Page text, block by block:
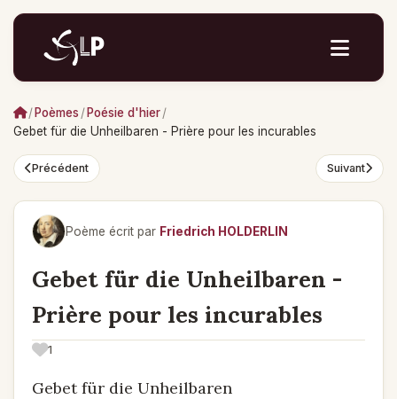
/ Poèmes / Poésie d'hier/
Gebet für die Unheilbaren - Prière pour les incurables
Précédent Suivant
Poème écrit par Friedrich HOLDERLIN
Gebet für die Unheilbaren -
Prière pour les incurables
1
Gebet für die Unheilbaren